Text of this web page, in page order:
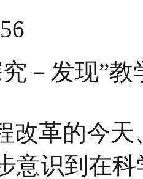
－发现”教
改革的今
意识到在